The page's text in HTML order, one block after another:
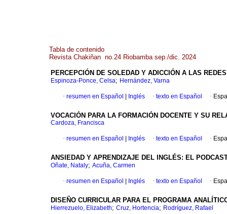
Tabla de contenido
Revista Chakiñan no.24 Riobamba sep./dic. 2024
PERCEPCIÓN DE SOLEDAD Y ADICCIÓN A LAS
Espinoza-Ponce, Celsa; Hernández, Varna
· resumen en Español Inglés · texto en Español ·
VOCACIÓN PARA LA FORMACIÓN DOCENTE Y SU
Cardoza, Francisca
· resumen en Español Inglés · texto en Español ·
ANSIEDAD Y APRENDIZAJE DEL INGLÉS: EL
Oñate, Nataly; Acuña, Carmen
· resumen en Español Inglés · texto en Español ·
DISEÑO CURRICULAR PARA EL PROGRAMA
Hierrezuelo, Elizabeth; Cruz, Hortencia; Rodríguez, Rafael